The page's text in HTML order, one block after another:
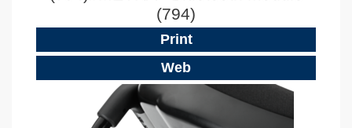
(794)
Print
Web